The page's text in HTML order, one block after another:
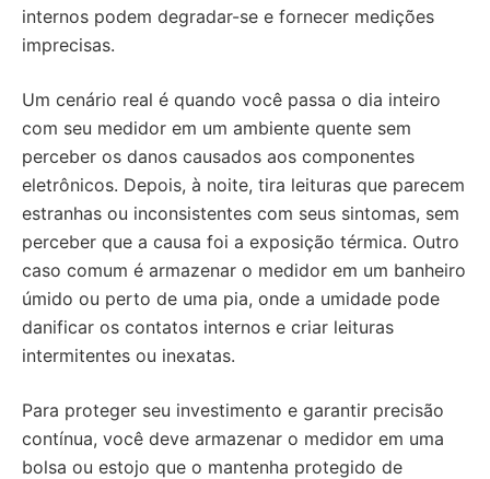
internos podem degradar-se e fornecer medições
imprecisas.
Um cenário real é quando você passa o dia inteiro
com seu medidor em um ambiente quente sem
perceber os danos causados aos componentes
eletrônicos. Depois, à noite, tira leituras que parecem
estranhas ou inconsistentes com seus sintomas, sem
perceber que a causa foi a exposição térmica. Outro
caso comum é armazenar o medidor em um banheiro
úmido ou perto de uma pia, onde a umidade pode
danificar os contatos internos e criar leituras
intermitentes ou inexatas.
Para proteger seu investimento e garantir precisão
contínua, você deve armazenar o medidor em uma
bolsa ou estojo que o mantenha protegido de